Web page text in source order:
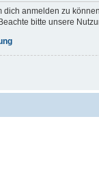
dich anmelden zu
bitte unsere